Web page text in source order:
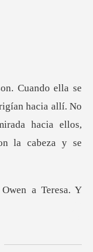
0
hacia allí. No
hacia
a Teresa. Y